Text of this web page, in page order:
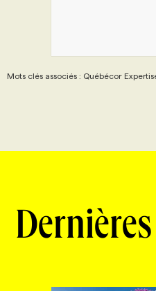
Mots clés associés : Québécor